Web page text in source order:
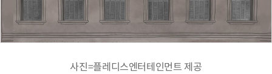
사진=플레디스엔터테인먼트 제공